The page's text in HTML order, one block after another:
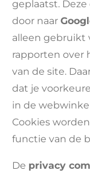
geplaatst.
door naar
alleen gebruikt
rapporten over
van de site.
dat je
in de
Cookies
functie van de
De privacy